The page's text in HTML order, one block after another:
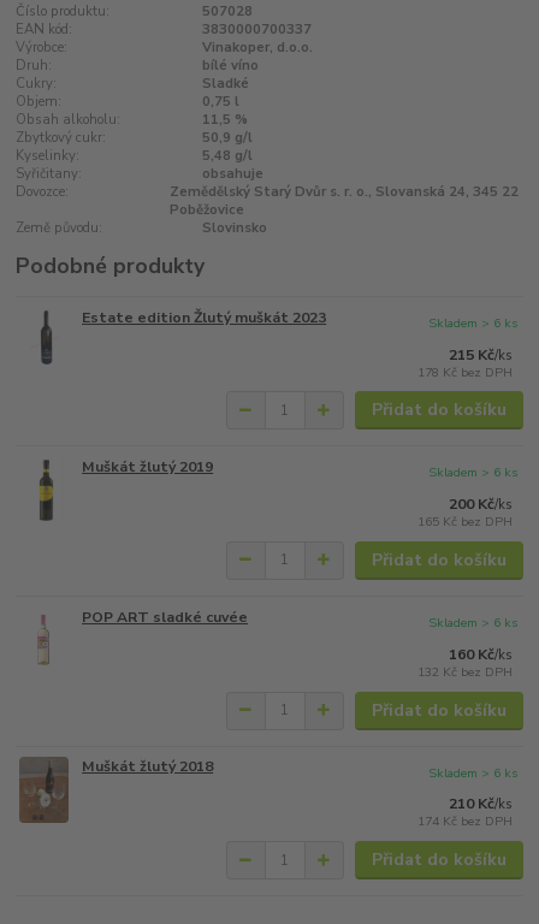
Číslo produktu:
507028
EAN kód:
3830000700337
Výrobce:
Vinakoper, d.o.o.
Druh:
bílé víno
Cukry:
Sladké
Objem:
0,75 l
Obsah alkoholu:
11,5 %
Zbytkový cukr:
50,9 g/l
Kyselinky:
5,48 g/l
Syřičitany:
obsahuje
Dovozce:
Zemědělský Starý Dvůr s. r. o., Slovanská 24, 345 22
Poběžovice
Země původu:
Slovinsko
Podobné produkty
Estate edition Žlutý muškát 2023
215 Kč/ks
178 Kč bez DPH
Skladem > 6 ks
Přidat do košíku
Muškát žlutý 2019
200 Kč/ks
165 Kč bez DPH
Skladem > 6 ks
Přidat do košíku
POP ART sladké cuvée
160 Kč/ks
132 Kč bez DPH
Skladem > 6 ks
Přidat do košíku
Muškát žlutý 2018
210 Kč/ks
174 Kč bez DPH
Skladem > 6 ks
Přidat do košíku